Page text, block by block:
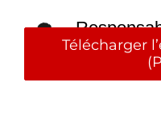
Anonyme
Télécharger